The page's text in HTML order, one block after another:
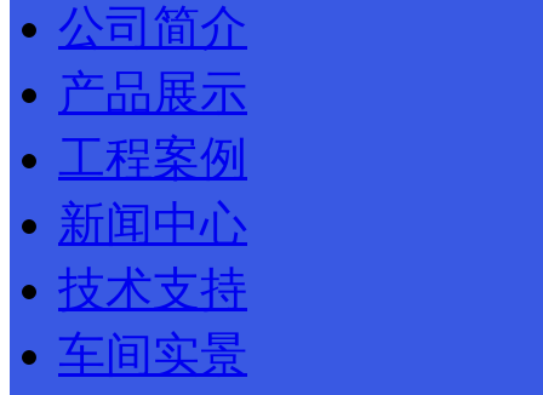
公司简介
产品展示
工程案例
新闻中心
技术支持
车间实景